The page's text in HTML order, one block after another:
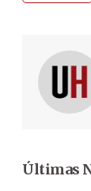
Últimas